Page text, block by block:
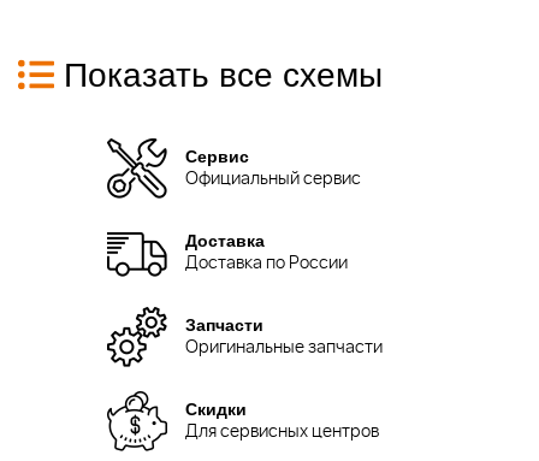
Показать все схемы
Сервис
Официальный сервис
Доставка
Доставка по России
Запчасти
Оригинальные запчасти
Скидки
Для сервисных центров